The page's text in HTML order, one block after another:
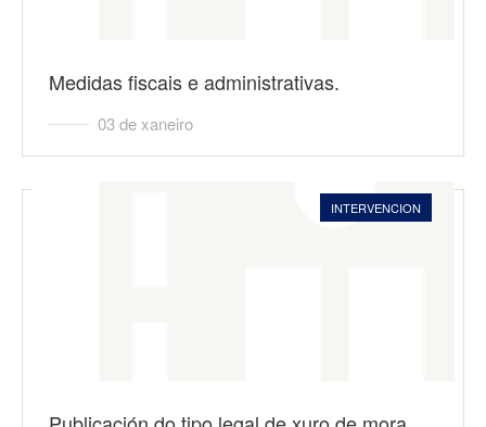
Medidas fiscais e administrativas.
03 de xaneiro
INTERVENCION